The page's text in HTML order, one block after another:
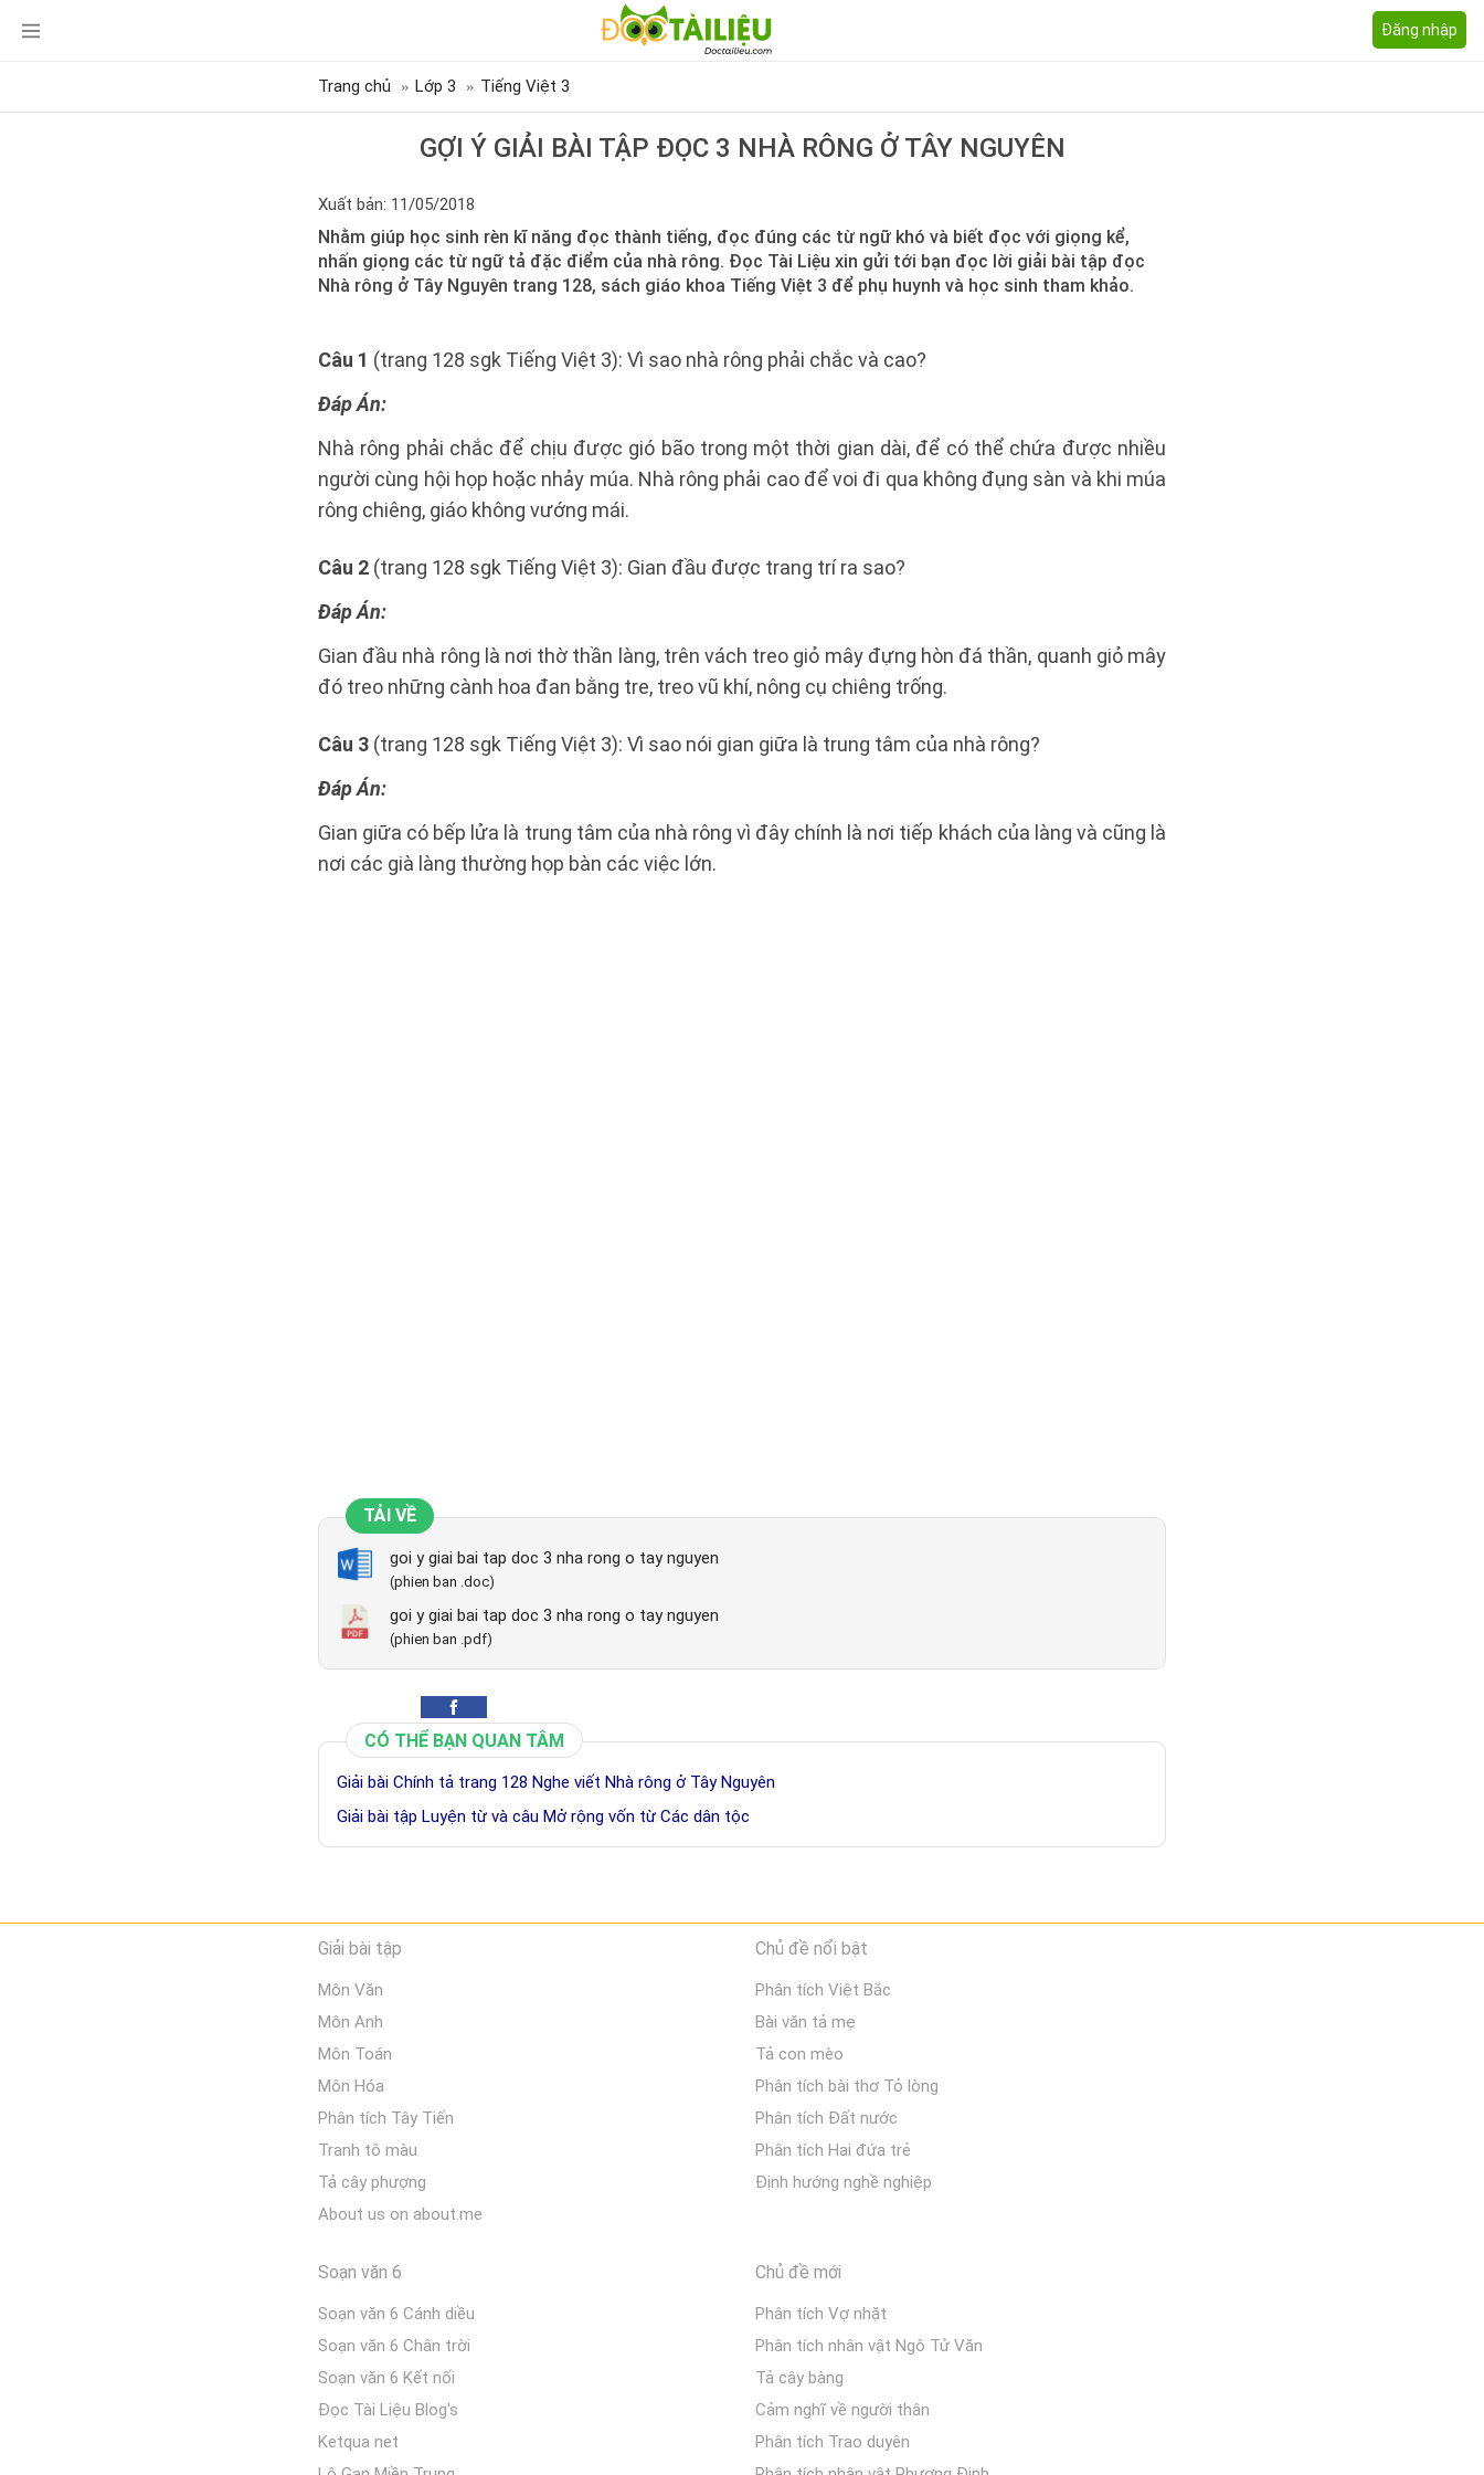
Đăng nhập
Trang chủ Lớp 3 Tiếng Việt 3
GỢI Ý GIẢI BÀI TẬP ĐỌC 3 NHÀ RÔNG Ở TÂY NGUYÊN
Xuất bản: 11/05/2018
Nhằm giúp học sinh rèn kĩ năng đọc thành tiếng, đọc đúng các từ ngữ khó và biết đọc với giọng kể,
nhấn giọng các từ ngữ tả đặc điểm của nhà rông. Đọc Tài Liệu xin gửi tới bạn đọc lời giải bài tập đọc
Nhà rông ở Tây Nguyên trang 128, sách giáo khoa Tiếng Việt 3 để phụ huynh và học sinh tham khảo.
Câu 1 (trang 128 sgk Tiếng Việt 3): Vì sao nhà rông phải chắc và cao?
Đáp Án:
Nhà rông phải chắc để chịu được gió bão trong một thời gian dài, để có thể chứa được nhiều
người cùng hội họp hoặc nhảy múa. Nhà rông phải cao để voi đi qua không đụng sàn và khi múa
rông chiêng, giáo không vướng mái.
Câu 2 (trang 128 sgk Tiếng Việt 3): Gian đầu được trang trí ra sao?
Đáp Án:
Gian đầu nhà rông là nơi thờ thần làng, trên vách treo giỏ mây đựng hòn đá thần, quanh giỏ mây
đó treo những cành hoa đan bằng tre, treo vũ khí, nông cụ chiêng trống.
Câu 3 (trang 128 sgk Tiếng Việt 3): Vì sao nói gian giữa là trung tâm của nhà rông?
Đáp Án:
Gian giữa có bếp lửa là trung tâm của nhà rông vì đây chính là nơi tiếp khách của làng và cũng là
nơi các già làng thường họp bàn các việc lớn.
TẢI VỀ
goi y giai bai tap doc 3 nha rong o tay nguyen
(phien ban .doc)
goi y giai bai tap doc 3 nha rong o tay nguyen
(phien ban .pdf)
CÓ THỂ BẠN QUAN TÂM
Giải bài Chính tả trang 128 Nghe viết Nhà rông ở Tây Nguyên
Giải bài tập Luyện từ và câu Mở rộng vốn từ Các dân tộc
Giải bài tập
Môn Văn
Môn Anh
Môn Toán
Môn Hóa
Phân tích Tây Tiến
Tranh tô màu
Tả cây phượng
About us on about.me
Chủ đề nổi bật
Phân tích Việt Bắc
Bài văn tả mẹ
Tả con mèo
Phân tích bài thơ Tỏ lòng
Phân tích Đất nước
Phân tích Hai đứa trẻ
Định hướng nghề nghiệp
Soạn văn 6
Soạn văn 6 Cánh diều
Soạn văn 6 Chân trời
Soạn văn 6 Kết nối
Đọc Tài Liệu Blog's
Ketqua net
Chủ đề mới
Phân tích Vợ nhặt
Phân tích nhân vật Ngô Tử Văn
Tả cây bàng
Cảm nghĩ về người thân
Phân tích Trao duyên